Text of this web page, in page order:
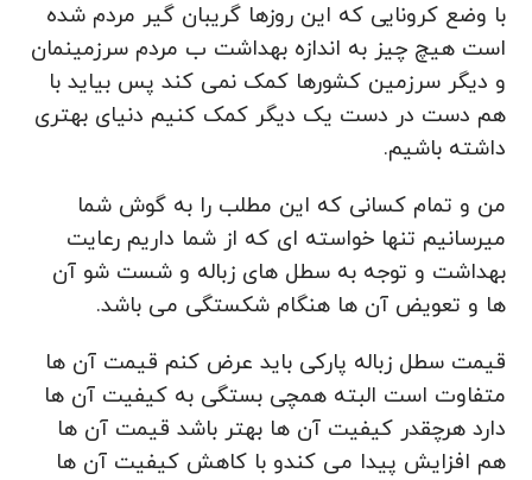
با وضع کرونایی که این روزها گریبان گیر مردم شده
است هیچ چیز به اندازه بهداشت ب مردم سرزمینمان
و دیگر سرزمین کشورها کمک نمی کند پس بیاید با
هم دست در دست یک دیگر کمک کنیم دنیای بهتری
داشته باشیم.
من و تمام کسانی که این مطلب را به گوش شما
میرسانیم تنها خواسته ای که از شما داریم رعایت
بهداشت و توجه به سطل های زباله و شست شو آن
ها و تعویض آن ها هنگام شکستگی می باشد.
قیمت سطل زباله پارکی باید عرض کنم قیمت آن ها
متفاوت است البته همچی بستگی به کیفیت آن ها
دارد هرچقدر کیفیت آن ها بهتر باشد قیمت آن ها
هم افزایش پیدا می کندو با کاهش کیفیت آن ها